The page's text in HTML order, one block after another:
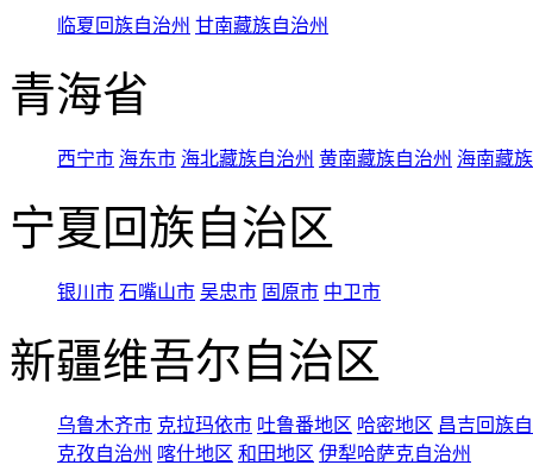
临夏回族自治州 甘南藏族自治州
青海省
西宁市 海东市 海北藏族自治州 黄南藏族自治州 海南藏
宁夏回族自治区
银川市 石嘴山市 吴忠市 固原市 中卫市
新疆维吾尔自治区
乌鲁木齐市 克拉玛依市 吐鲁番地区 哈密地区 昌吉回族
克孜自治州 喀什地区 和田地区 伊犁哈萨克自治州